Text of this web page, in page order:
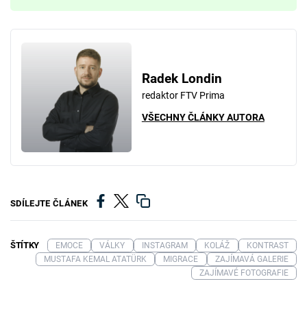
Radek Londin
redaktor FTV Prima
VŠECHNY ČLÁNKY AUTORA
SDÍLEJTE ČLÁNEK
ŠTÍTKY EMOCE VÁLKY INSTAGRAM KOLÁŽ
KONTRAST
MUSTAFA KEMAL ATATÜRK
MIGRACE
ZAJÍMAVÁ GALERIE
ZAJÍMAVÉ FOTOGRAFIE